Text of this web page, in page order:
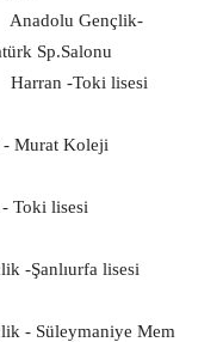
Anadolu Gençlik-
Sp.Salonu
Harran -Toki lisesi
- Murat Koleji
Toki lisesi
-Şanlıurfa lisesi
- Süleymaniye Mem